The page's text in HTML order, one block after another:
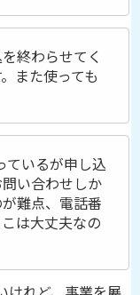
終わらせてく
また使っても
ているが申し込
い合わせしか
難点、電話番
は大丈夫なの